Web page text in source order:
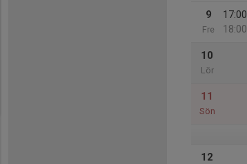
9
Fre
17:00
18:00
10
Lör
11
Sön
12